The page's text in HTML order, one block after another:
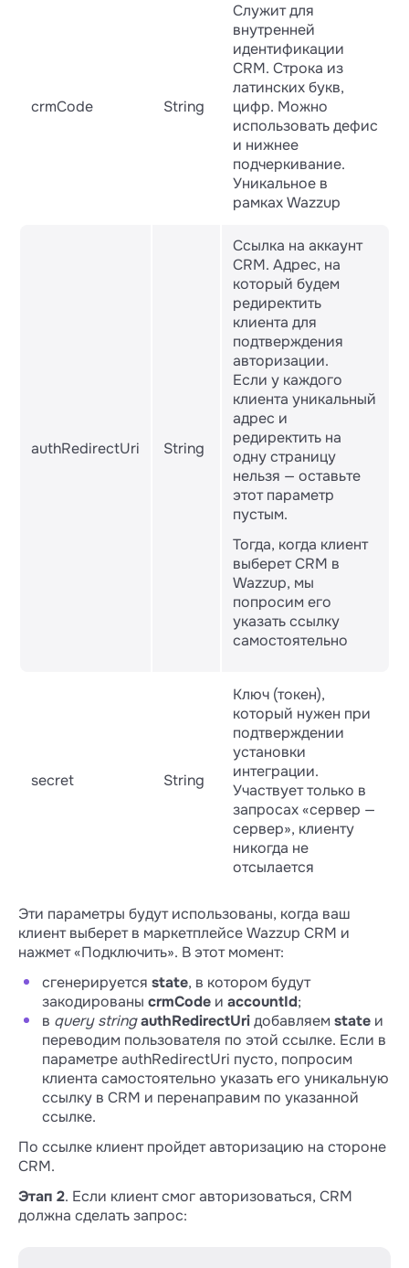
crmCode String
Служит для
внутренней
идентификации
CRM. Строка из
латинских букв,
цифр. Можно
использовать дефис
и нижнее
подчеркивание.
Уникальное в
рамках Wazzup
authRedirectUri String
Ссылка на аккаунт
CRM. Адрес, на
который будем
редиректить
клиента для
подтверждения
авторизации.
Если у каждого
клиента уникальный
адрес и
редиректить на
одну страницу
нельзя — оставьте
этот параметр
пустым.
Тогда, когда клиент
выберет CRM в
Wazzup, мы
попросим его
указать ссылку
самостоятельно
secret String
Ключ (токен),
который нужен при
подтверждении
установки
интеграции.
Участвует только в
запросах «сервер —
сервер», клиенту
никогда не
отсылается
Эти параметры будут использованы, когда ваш
клиент выберет в маркетплейсе Wazzup CRM и
нажмет «Подключить». В этот момент:
сгенерируется state, в котором будут
закодированы crmCode и accountId;
в query stringauthRedirectUriдобавляем state и
переводим пользователя по этой ссылке. Если в
параметре authRedirectUri пусто, попросим
клиента самостоятельно указать его уникальную
ссылку в CRM и перенаправим по указанной
ссылке.
По ссылке клиент пройдет авторизацию на стороне
CRM.
Этап 2. Если клиент смог авторизоваться, CRM
должна сделать запрос: